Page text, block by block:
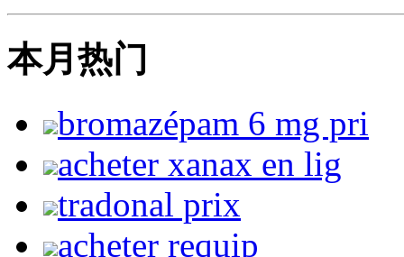
本月热门
bromazépam 6 mg pri
acheter xanax en lig
tradonal prix
acheter requip